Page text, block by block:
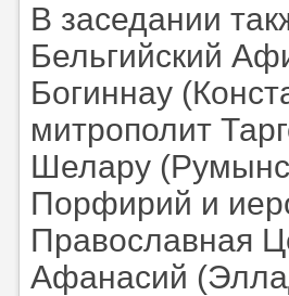
В заседании
Бельгийский
Богиннау
митрополит
Шелару
Порфирий и
Православная
Афанасий